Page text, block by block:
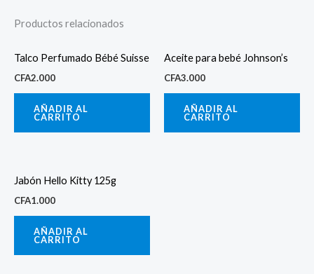
Productos relacionados
Talco Perfumado Bébé Suisse
CFA2.000
AÑADIR AL
CARRITO
Aceite para bebé Johnson’s
CFA3.000
AÑADIR AL
CARRITO
Jabón Hello Kitty 125g
CFA1.000
AÑADIR AL
CARRITO